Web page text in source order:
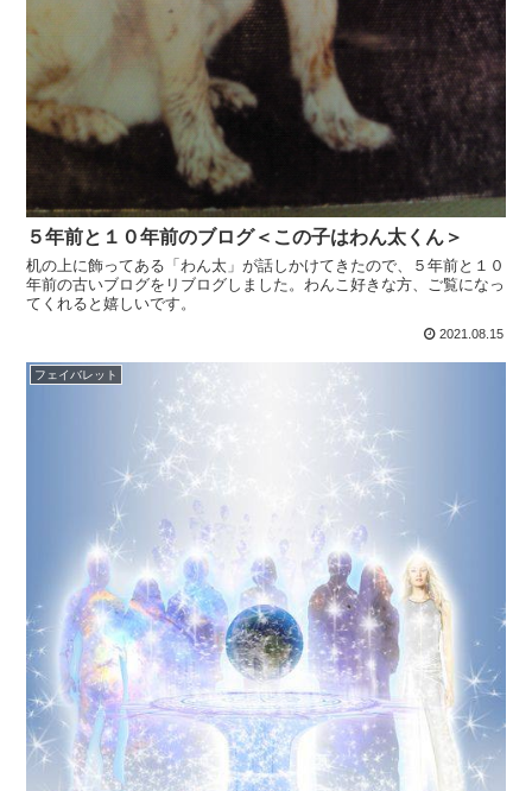
５年前と１０年前のブログ＜この子はわん太くん＞
机の上に飾ってある「わん太」が話しかけてきたので、５年前と１０
年前の古いブログをリブログしました。わんこ好きな方、ご覧になっ
てくれると嬉しいです。
2021.08.15
フェイバレット